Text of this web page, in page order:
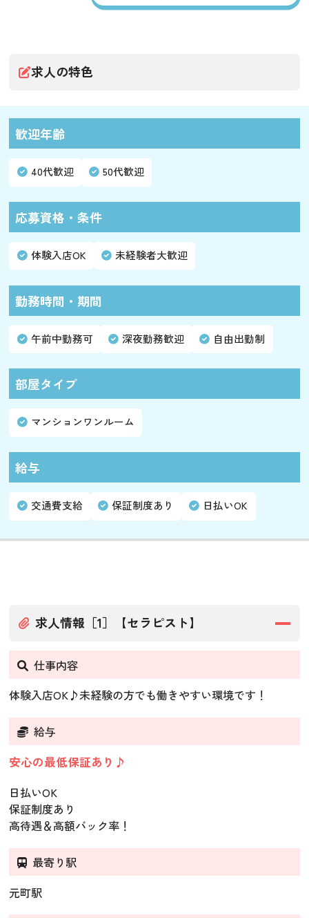
求人の特色
歓迎年齢
40代歓迎 50代歓迎
応募資格・条件
体験入店OK 未経験者大歓迎
勤務時間・期間
午前中勤務可 深夜勤務歓迎 自由出勤制
部屋タイプ
マンションワンルーム
給与
交通費支給 保証制度あり 日払いOK
求人情報［1］【セラピスト】
仕事内容
体験入店OK♪未経験の方でも働きやすい環境です！
給与
安心の最低保証あり♪
日払いOK
保証制度あり
高待遇＆高額バック率！
最寄り駅
元町駅